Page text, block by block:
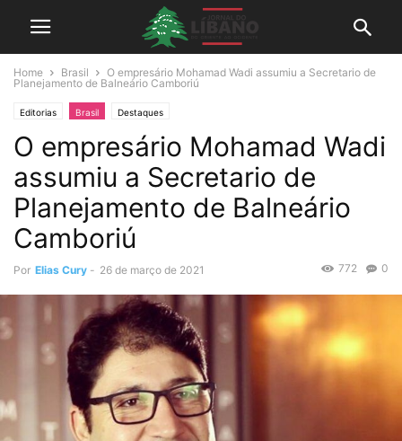
Home Brasil
O empresário Mohamad Wadi assumiu a Secretario de
Planejamento de Balneário Camboriú
Editorias Brasil Destaques
O empresário Mohamad Wadi
assumiu a Secretario de
Planejamento de Balneário
Camboriú
Por Elias Cury - 26 de março de 2021 0
772